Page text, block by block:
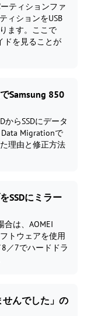
ティションファ
ィションをUSB
ます。ここで
ドを見ることが
Samsung 850
からSSDにデータ
Migrationで
理由と修正方法
SSDにミラー
合は、AOMEI
トウェアを使用
／7でハードドラ
せんでした」の